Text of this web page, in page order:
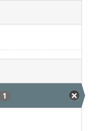
1